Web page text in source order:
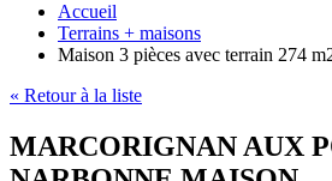
Accueil
Terrains + maisons
Maison 3 pièces avec terrain 274
« Retour à la liste
MARCORIGNAN AUX